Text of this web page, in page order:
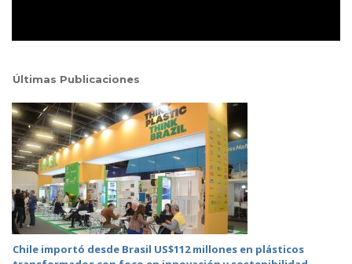
Últimas Publicaciones
Chile importó desde Brasil US$112 millones en plásticos